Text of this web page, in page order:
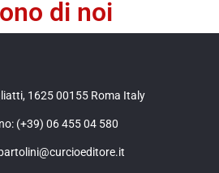
di noi
1625 00155 Roma Italy
(+39) 06 455 04 580